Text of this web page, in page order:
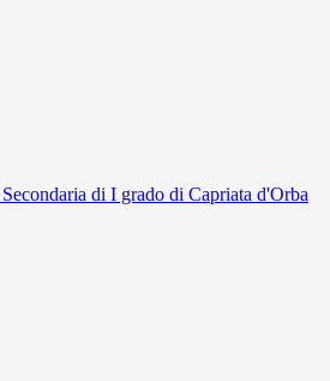
di I grado di Capriata d'Orba